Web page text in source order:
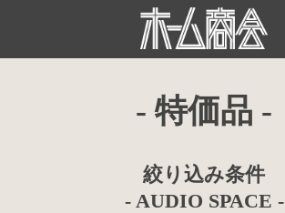
- 特価品 -
絞り込み条件
- AUDIO SPACE -